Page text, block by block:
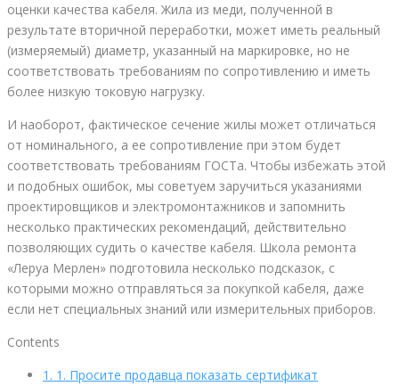
оценки качества кабеля. Жила из меди, полученной в
результате вторичной переработки, может иметь реальный
(измеряемый) диаметр, указанный на маркировке, но не
соответствовать требованиям по сопротивлению и иметь
более низкую токовую нагрузку.
И наоборот, фактическое сечение жилы может отличаться
от номинального, а ее сопротивление при этом будет
соответствовать требованиям ГОСТа. Чтобы избежать этой
и подобных ошибок, мы советуем заручиться указаниями
проектировщиков и электромонтажников и запомнить
несколько практических рекомендаций, действительно
позволяющих судить о качестве кабеля. Школа ремонта
«Леруа Мерлен» подготовила несколько подсказок, с
которыми можно отправляться за покупкой кабеля, даже
если нет специальных знаний или измерительных приборов.
Contents
1. 1. Просите продавца показать сертификат